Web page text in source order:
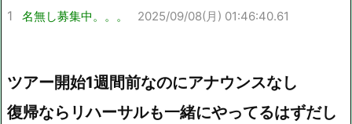
1 名無し募集中。。。 2025/09/08(月) 01:46:40.61
ツアー開始1週間前なのにアナウンスなし
復帰ならリハーサルも一緒にやってるはずだし